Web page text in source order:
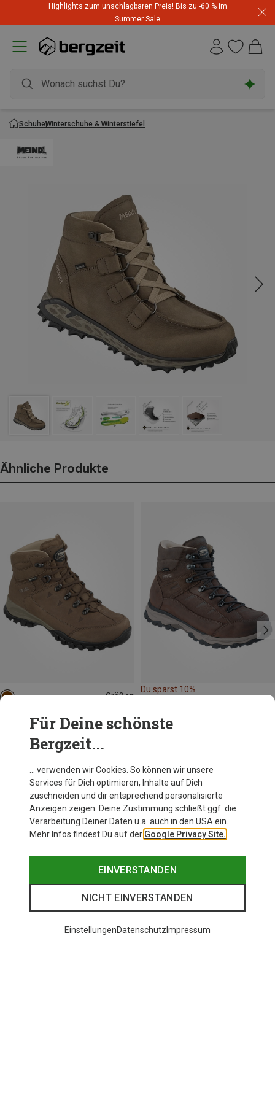
Highlights zum unschlagbaren Preis! Bis zu -60 % im
Summer Sale
SchuheWinterschuhe & Winterstiefel
Ähnliche Produkte
Größen
Damen Trento GTX Schuhe
269,50 €
Du sparst 10%
Andere Kunden kauften auch
Für Deine schönste
Bergzeit...
… verwenden wir Cookies. So können wir unsere
Services für Dich optimieren, Inhalte auf Dich
zuschneiden und dir entsprechend personalisierte
Anzeigen zeigen. Deine Zustimmung schließt ggf. die
Verarbeitung Deiner Daten u.a. auch in den USA ein.
Mehr Infos findest Du auf der Google Privacy Site.
EINVERSTANDEN
NICHT EINVERSTANDEN
EinstellungenDatenschutz Impressum